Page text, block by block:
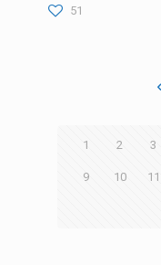
51
1 2 3
9 10 11